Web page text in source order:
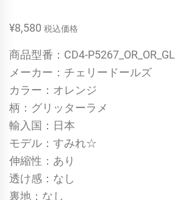
¥8,580 税込価格
商品型番：CD4-P5267_OR_OR_GL
メーカー：チェリードールズ
カラー：オレンジ
柄：グリッターラメ
輸入国：日本
モデル：すみれ☆
伸縮性：あり
透け感：なし
裏地：なし